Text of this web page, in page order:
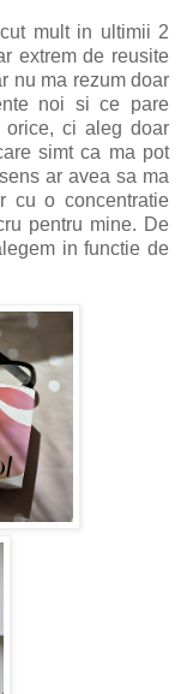
mult in ultimii 2
extrem de reusite
nu ma rezum doar
noi si ce pare
orice, ci aleg doar
simt ca ma pot
ar avea sa ma
cu o concentratie
pentru mine. De
in functie de